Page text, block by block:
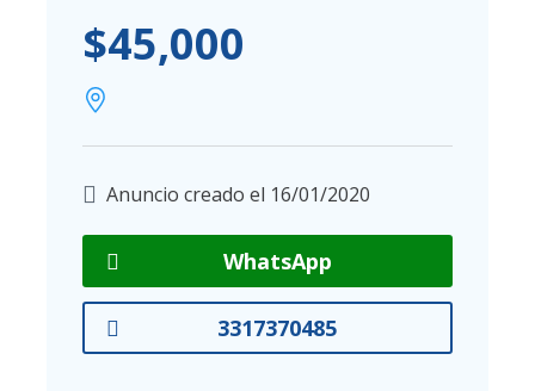
$45,000
Anuncio creado el 16/01/2020
WhatsApp
3317370485